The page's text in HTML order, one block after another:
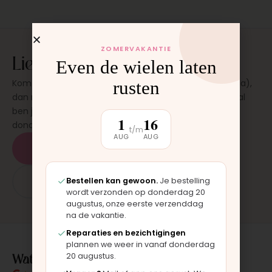
Liever laten plaatsen?
Kom langs in onze werkplaats in Moordrecht (bij Gouda),
dan monteren wij het onderdeel direct voor je. Meestal
ben je binnen 15 tot 20 minuten weer buiten. Op
donderdag en zaterdag, op afspraak.
Plan een afspraak
App: 06 - 2862 1330
Wat klanten over ons zeggen
ZOMERVAKANTIE
Even de wielen laten
rusten
1
AUG
t/m16
AUG
Bestellen kan gewoon. Je bestelling
wordt verzonden op donderdag 20
augustus, onze eerste verzenddag
na de vakantie.
Reparaties en bezichtigingen
plannen we weer in vanaf donderdag
20 augustus.